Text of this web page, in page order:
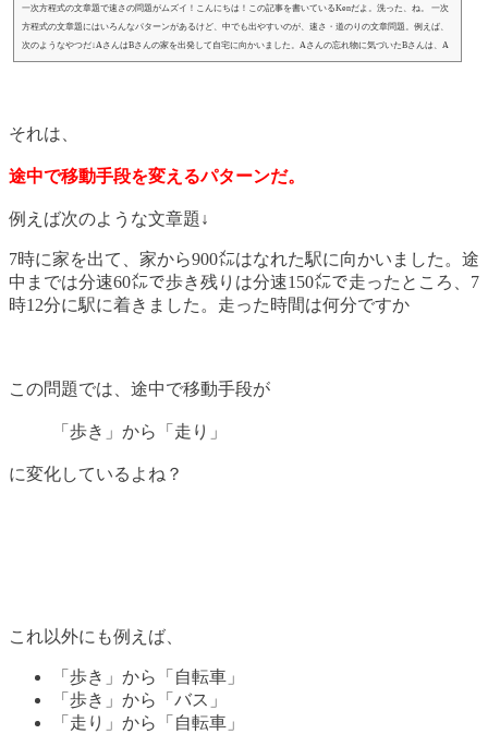
一次方程式の文章題で速さの問題がムズイ！こんにちは！この記事を書いているKenだよ。洗った、ね。 一次
方程式の文章題にはいろんなパターンがあるけど、中でも出やすいのが、速さ・道のりの文章問題。例えば、
次のようなやつだ↓AさんはBさんの家を出発して自宅に向かいました。Aさんの忘れ物に気づいたBさんは、A
さんが出発してから10分後に自転車で追いかけました。Aさんの歩く速さを60㍍、Bさんの自転車の速さを分速
それは、
途中で移動手段を変えるパターンだ。
例えば次のような文章題↓
7時に家を出て、家から900㍍はなれた駅に向かいました。途
中までは分速60㍍で歩き残りは分速150㍍で走ったところ、7
時12分に駅に着きました。走った時間は何分ですか
この問題では、途中で移動手段が
「歩き」から「走り」
に変化しているよね？
これ以外にも例えば、
「歩き」から「自転車」
「歩き」から「バス」
「走り」から「自転車」